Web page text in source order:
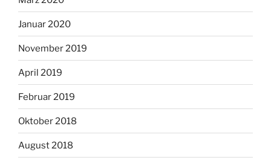
Januar 2020
November 2019
April 2019
Februar 2019
Oktober 2018
August 2018